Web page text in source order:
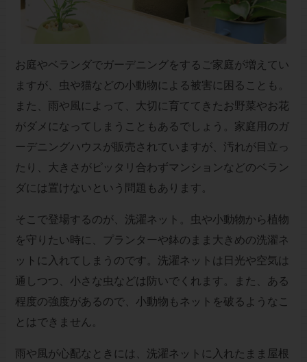
お庭やベランダでガーデニングをするご家庭が増えてい
ますが、虫や猫などの小動物による被害に困ることも。
また、雨や風によって、大切に育ててきたお野菜やお花
がダメになってしまうこともあるでしょう。家庭用のガ
ーデニングハウスが販売されていますが、汚れが目立っ
たり、大きさがピッタリ合わずマンションなどのベラン
ダには置けないという問題もあります。
そこで登場するのが、洗濯ネット。虫や小動物から植物
を守りたい時に、プランターや鉢のまま大きめの洗濯ネ
ットに入れてしまうのです。洗濯ネットは日光や空気は
通しつつ、小さな虫などは防いでくれます。また、ある
程度の強度があるので、小動物もネットを破るようなこ
とはできません。
雨や風が心配なときには、洗濯ネットに入れたまま屋根